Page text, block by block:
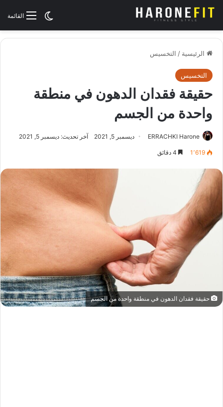
القائمةالوضع
الرئيسية / التخسيس
التخسيس
حقيقة فقدان الدهون في منطقة
واحدة من الجسم
ERRACHKI Harone ديسمبر 5, 2021 آخر تحديث: ديسمبر 5, 2021
1٬619
حقيقة فقدان الدهون في منطقة واحدة من الجسم